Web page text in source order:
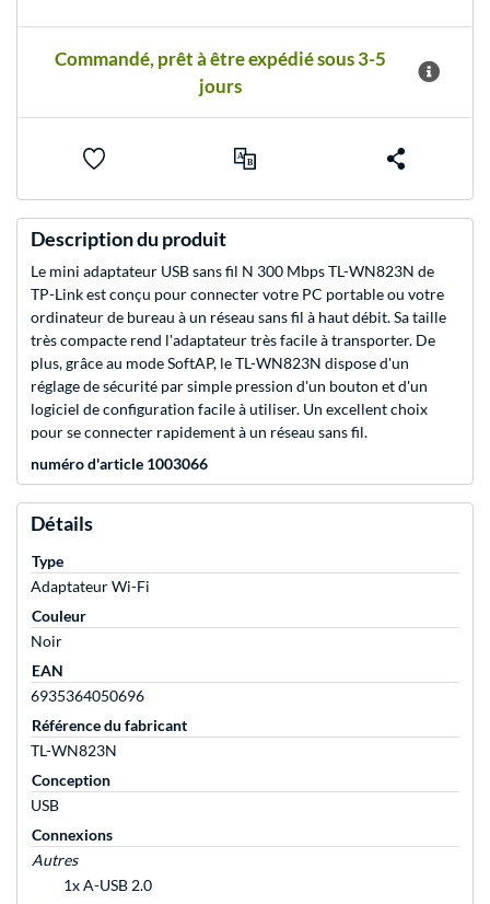
Commandé, prêt à être expédié sous 3-5
jours
Description du produit
Le mini adaptateur USB sans fil N 300 Mbps TL-WN823N de
TP-Link est conçu pour connecter votre PC portable ou votre
ordinateur de bureau à un réseau sans fil à haut débit. Sa taille
très compacte rend l'adaptateur très facile à transporter. De
plus, grâce au mode SoftAP, le TL-WN823N dispose d'un
réglage de sécurité par simple pression d'un bouton et d'un
logiciel de configuration facile à utiliser. Un excellent choix
pour se connecter rapidement à un réseau sans fil.
numéro d'article 1003066
Détails
Type
Adaptateur Wi-Fi
Couleur
Noir
EAN
6935364050696
Référence du fabricant
TL-WN823N
Conception
USB
Connexions
Autres
1x A-USB 2.0